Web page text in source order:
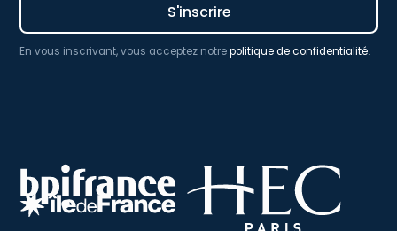
En vous inscrivant, vous acceptez notrepolitique de confidentialité.